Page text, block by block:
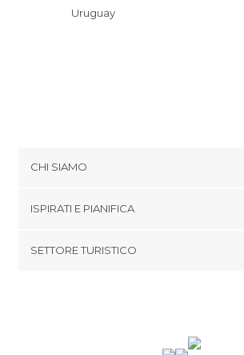
Uruguay
CHI SIAMO
Termini e Condizioni
ISPIRATI E PIANIFICA
SETTORE TURISTICO